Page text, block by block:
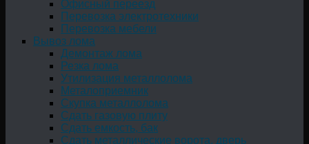
Офисный переезд
Перевозка электротехники
Перевозка мебели
Вывоз лома
Демонтаж лома
Резка лома
Утилизация металлолома
Металоприемник
Скупка металлолома
Сдать газовую плиту
Сдать емкость, бак
Cдать металлические ворота, дверь